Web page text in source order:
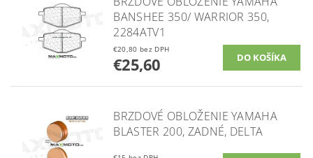
BANSHEE 350/ WARRIOR 350,
2284ATV1
€20,80 bez DPH
€25,60
BRZDOVÉ OBLOŽENIE YAMAHA
BLASTER 200, ZADNÉ, DELTA